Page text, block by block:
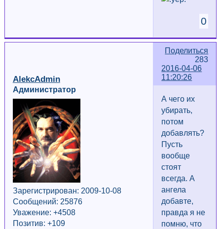
0
Поделиться
283
2016-04-06
11:20:26
AlekcAdmin
Администратор
Зарегистрирован: 2009-10-08
Сообщений: 25876
Уважение: +4508
Позитив: +109
А чего их
убирать,
потом
добавлять?
Пусть
вообще
стоят
всегда. А
ангела
добавте,
правда я не
помню, что